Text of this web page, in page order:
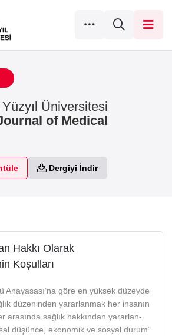
Üniversitesi
of Medical
Dergiyi İndir
Hakkı Olarak
Koşulları
Anayasası’na göre en yüksek düzeyde
düzeninden yararlanmak her insanın
arasında sağlık hakkından yararlan-
düşünce, ekonomik ve sosyal durum’